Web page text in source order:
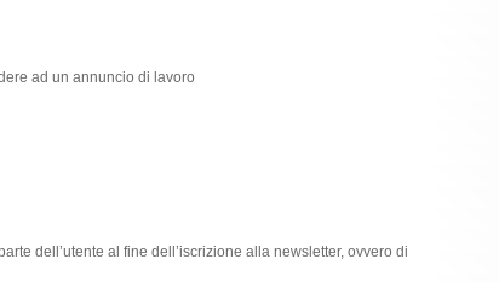
ad un annuncio di lavoro
dell’utente al fine dell’iscrizione alla newsletter, ovvero di